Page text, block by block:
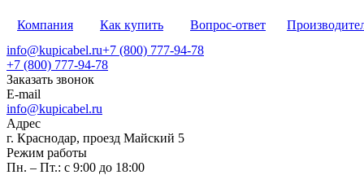
Компания Как купить Вопрос-ответ
info@kupicabel.ru+7 (800) 777-94-78
+7 (800) 777-94-78
Заказать звонок
E-mail
info@kupicabel.ru
Адрес
г. Краснодар, проезд Майский 5
Режим работы
Пн. – Пт.: с 9:00 до 18:00